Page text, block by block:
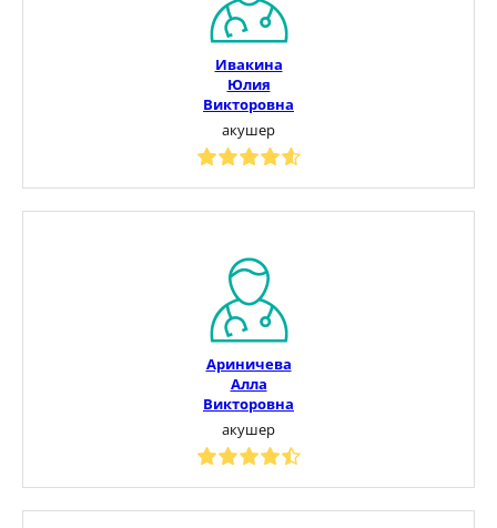
Ивакина
Юлия
Викторовна
акушер
Ариничева
Алла
Викторовна
акушер